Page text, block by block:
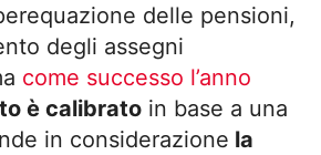
delle pensioni,
degli assegni
come successo l’anno
è calibrato in base a una
in considerazione la